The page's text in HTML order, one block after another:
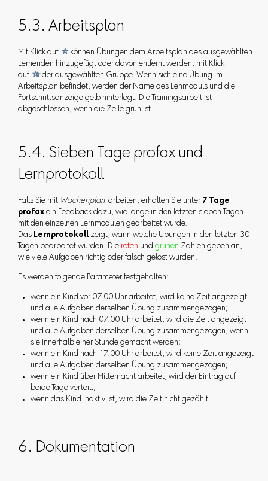
5.3. Arbeitsplan
Mit Klick auf können Übungen dem Arbeitsplan des ausgewählten
Lernenden hinzugefügt oder davon entfernt werden, mit Klick
auf der ausgewählten Gruppe. Wenn sich eine Übung im
Arbeitsplan befindet, werden der Name des Lenmoduls und die
Fortschrittsanzeige gelb hinterlegt. Die Trainingsarbeit ist
abgeschlossen, wenn die Zeile grün ist.
5.4. Sieben Tage profax und
Lernprotokoll
Falls Sie mit Wochenplanarbeiten, erhalten Sie unter 7 Tage
profaxein Feedback dazu, wie lange in den letzten sieben Tagen
mit den einzelnen Lernmodulen gearbeitet wurde.
Das Lernprotokollzeigt, wann welche Übungen in den letzten 30
Tagen bearbeitet wurden. Die roten und grünen Zahlen geben an,
wie viele Aufgaben richtig oder falsch gelöst wurden.
Es werden folgende Parameter festgehalten:
wenn ein Kind vor 07.00 Uhr arbeitet, wird keine Zeit angezeigt
und alle Aufgaben derselben Übung zusammengezogen;
wenn ein Kind nach 07.00 Uhr arbeitet, wird die Zeit angezeigt
und alle Aufgaben derselben Übung zusammengezogen, wenn
sie innerhalb einer Stunde gemacht werden;
wenn ein Kind nach 17.00 Uhr arbeitet, wird keine Zeit angezeigt
und alle Aufgaben derselben Übung zusammengezogen;
wenn ein Kind über Mitternacht arbeitet, wird der Eintrag auf
beide Tage verteilt;
wenn das Kind inaktiv ist, wird die Zeit nicht gezählt.
6. Dokumentation